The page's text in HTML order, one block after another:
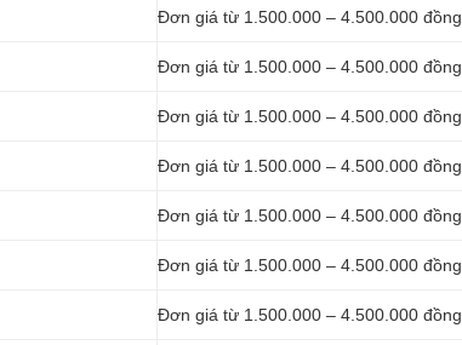
Đơn giá từ 1.500.000 – 4.500.000 đồng
Đơn giá từ 1.500.000 – 4.500.000 đồng
Đơn giá từ 1.500.000 – 4.500.000 đồng
Đơn giá từ 1.500.000 – 4.500.000 đồng
Đơn giá từ 1.500.000 – 4.500.000 đồng
Đơn giá từ 1.500.000 – 4.500.000 đồng
Đơn giá từ 1.500.000 – 4.500.000 đồng